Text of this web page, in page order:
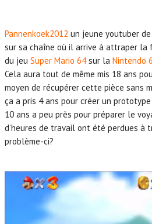
Pannenkoek2012 un jeune youtuber
sur sa chaîne où il arrive à attraper la
du jeu Super Mario 64sur la Nintendo
Cela aura tout de même mis 18 ans
moyen de récupérer cette pièce sans
ça a pris 4 ans pour créer un
10 ans a peu près pour préparer le
d’heures de travail ont été perdues à
problème-ci?